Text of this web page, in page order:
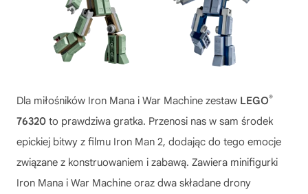
Dla miłośników Iron Mana i War Machine zestaw LEGO®
76320 to prawdziwa gratka. Przenosi nas w sam środek
epickiej bitwy z filmu Iron Man 2, dodając do tego emocje
związane z konstruowaniem i zabawą. Zawiera minifigurki
Iron Mana i War Machine oraz dwa składane drony